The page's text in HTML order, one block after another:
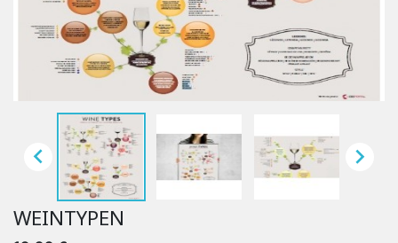
 
WEINTYPEN